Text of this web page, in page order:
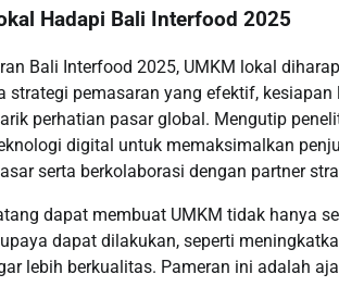
Hadapi Bali Interfood 2025
Bali Interfood 2025, UMKM lokal
strategi pemasaran yang efektif,
perhatian pasar global. Mengutip
digital untuk memaksimalkan
serta berkolaborasi dengan partner
dapat membuat UMKM tidak hanya
dapat dilakukan, seperti
lebih berkualitas. Pameran ini adalah